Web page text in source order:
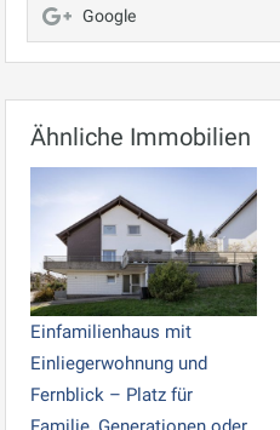
Google
Ähnliche Immobilien
Einfamilienhaus mit
Einliegerwohnung und
Fernblick – Platz für